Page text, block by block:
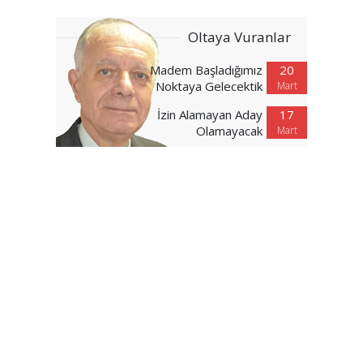
Oltaya Vuranlar
20
Mart
Madem Başladığımız
Noktaya Gelecektik
17
Mart
İzin Alamayan Aday
Olamayacak